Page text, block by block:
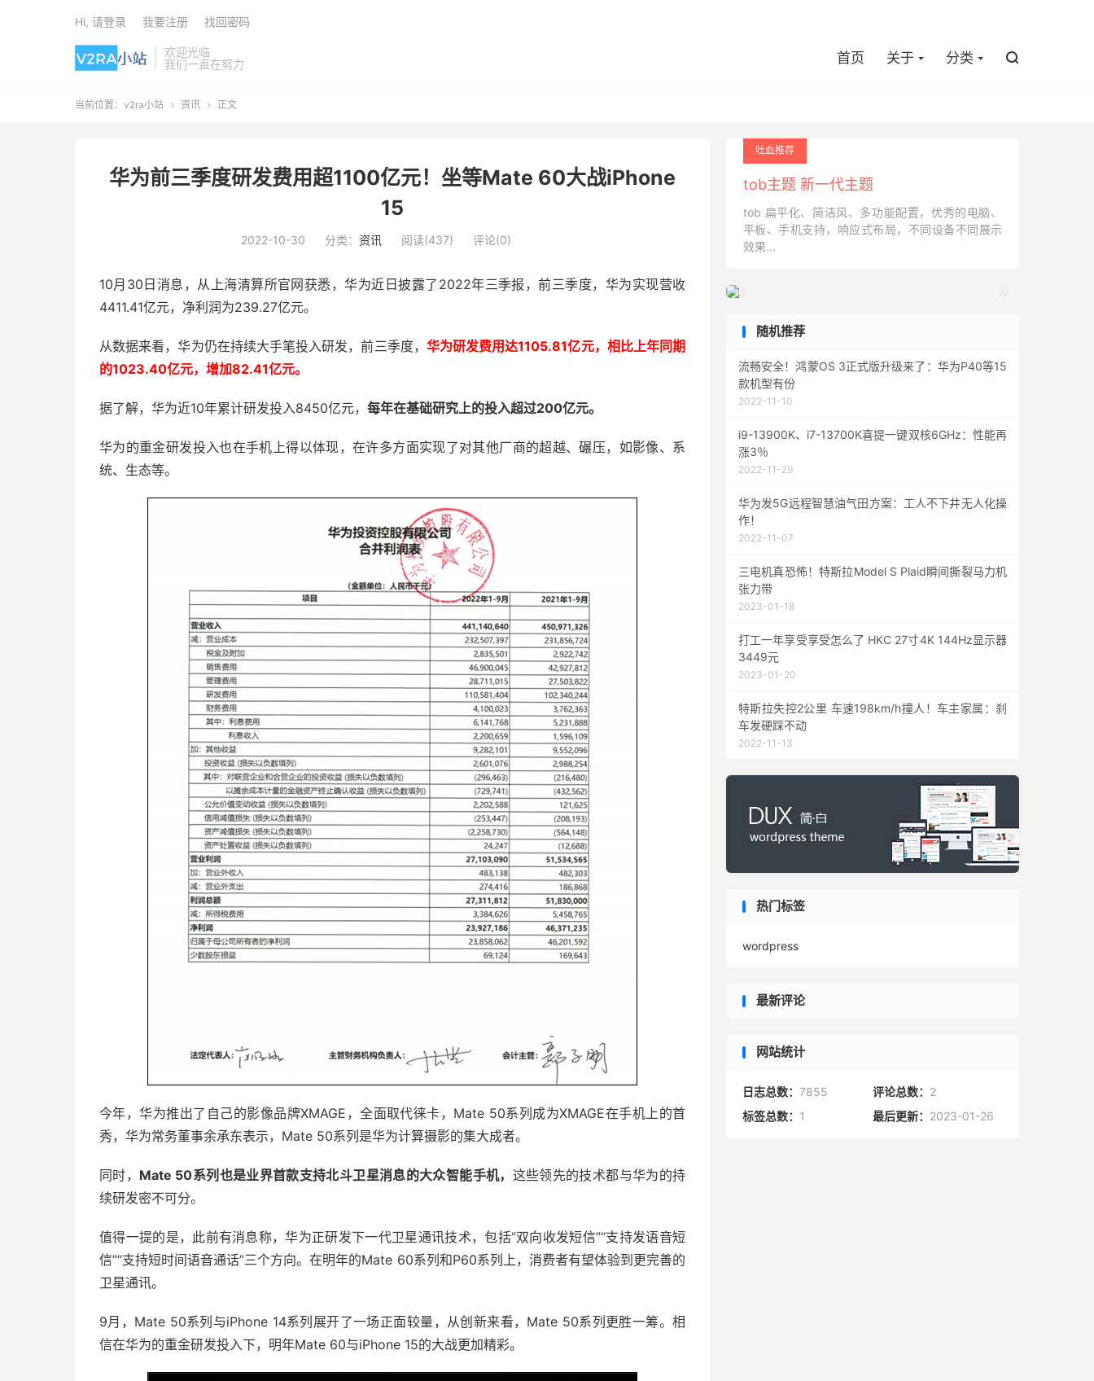
欢迎光临
我们一直在努力
首页 关于 分类 
Hi, 请登录 我要注册 找回密码
当前位置： v2ra小站  资讯  正文
华为前三季度研发费用超1100亿元！坐等Mate 60大战iPhone
15
2022-10-30 分类： 资讯 阅读(437) 评论(0)
10月30日消息，从上海清算所官网获悉，华为近日披露了2022年三季报，前三季度，华为实现营收
4411.41亿元，净利润为239.27亿元。
从数据来看，华为仍在持续大手笔投入研发，前三季度， 华为研发费用达1105.81亿元，相比上年同期
的1023.40亿元，增加82.41亿元。
据了解，华为近10年累计研发投入8450亿元， 每年在基础研究上的投入超过200亿元。
华为的重金研发投入也在手机上得以体现，在许多方面实现了对其他厂商的超越、碾压，如影像、系
统、生态等。
今年，华为推出了自己的影像品牌XMAGE，全面取代徕卡，Mate 50系列成为XMAGE在手机上的首
秀，华为常务董事余承东表示，Mate 50系列是华为计算摄影的集大成者。
同时， Mate 50系列也是业界首款支持北斗卫星消息的大众智能手机， 这些领先的技术都与华为的持
续研发密不可分。
值得一提的是，此前有消息称，华为正研发下一代卫星通讯技术，包括“双向收发短信”“支持发语音短
信”“支持短时间语音通话”三个方向。在明年的Mate 60系列和P60系列上，消费者有望体验到更完善的
卫星通讯。
9月，Mate 50系列与iPhone 14系列展开了一场正面较量，从创新来看，Mate 50系列更胜一筹。相
信在华为的重金研发投入下，明年Mate 60与iPhone 15的大战更加精彩。
吐血推荐
tob主题 新一代主题
tob 扁平化、简洁风、多功能配置，优秀的电脑、
平板、手机支持，响应式布局，不同设备不同展示
效果...

随机推荐
流畅安全！鸿蒙OS 3正式版升级来了：华为P40等15
款机型有份
2022-11-10
i9-13900K、i7-13700K喜提一键双核6GHz：性能再
涨3％
2022-11-29
华为发5G远程智慧油气田方案：工人不下井无人化操
作！
2022-11-07
三电机真恐怖！特斯拉Model S Plaid瞬间撕裂马力机
张力带
2023-01-18
打工一年享受享受怎么了 HKC 27寸4K 144Hz显示器
3449元
2023-01-20
特斯拉失控2公里 车速198km/h撞人！车主家属：刹
车发硬踩不动
2022-11-13
热门标签
wordpress
最新评论
网站统计
日志总数： 7855 评论总数： 2
标签总数： 1 最后更新： 2023-01-26